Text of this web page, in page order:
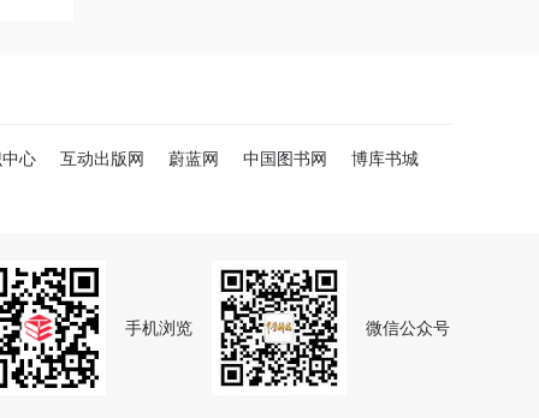
心 互动出版网 蔚蓝网 中国图书网
博库书城
手机浏览 微信公众号